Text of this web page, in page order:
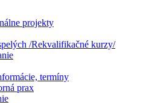
projekty
/Rekvalifikačné kurzy/
termíny
prax